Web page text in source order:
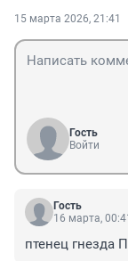
15 марта 2026, 21:41
Гость
Войти
Гость
16 марта, 00:41
птенец гнезда